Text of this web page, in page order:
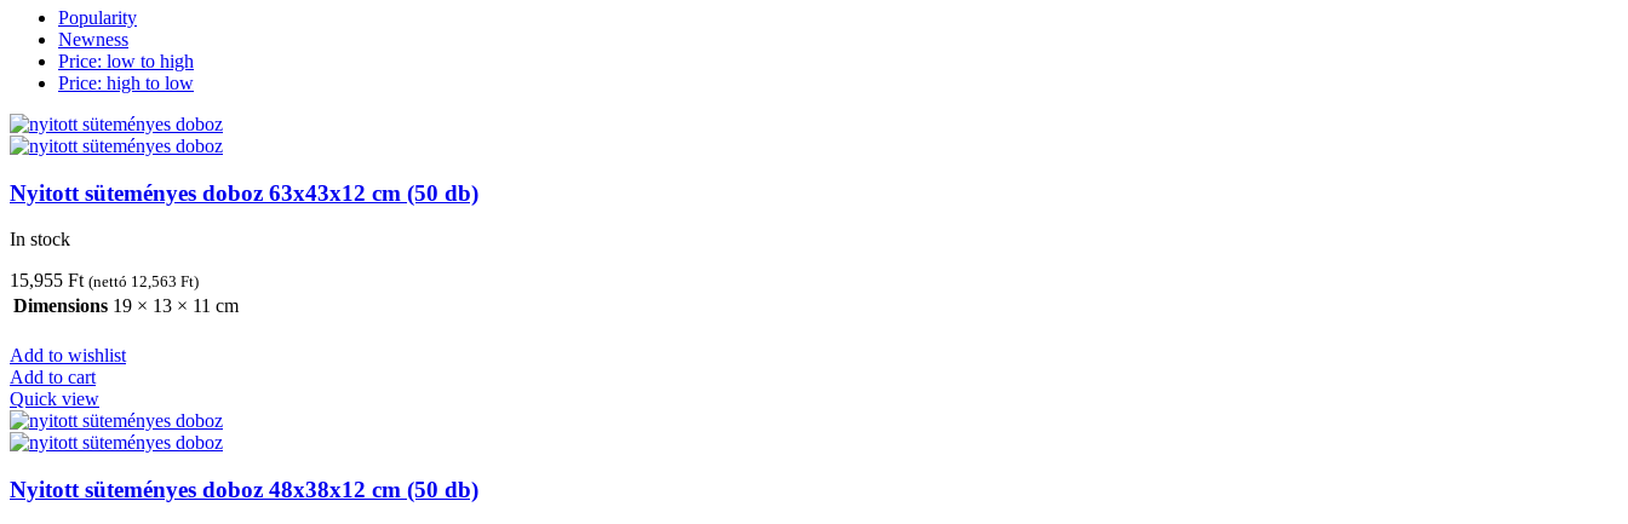
Popularity
Newness
Price: low to high
Price: high to low
Nyitott süteményes doboz 63x43x12 cm (50 db)
In stock
15,955 Ft (nettó 12,563 Ft)
Dimensions 19 × 13 × 11 cm
Add to wishlist
Add to cart
Quick view
Nyitott süteményes doboz 48x38x12 cm (50 db)